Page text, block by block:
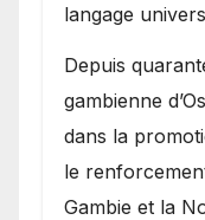
langage
​Depuis
gambienne
dans la
le
Gambie et la